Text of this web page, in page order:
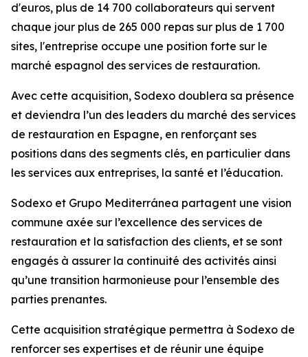
d'euros, plus de 14 700 collaborateurs qui servent
chaque jour plus de 265 000 repas sur plus de 1 700
sites, l'entreprise occupe une position forte sur le
marché espagnol des services de restauration.
Avec cette acquisition, Sodexo doublera sa présence
et deviendra l’un des leaders du marché des services
de restauration en Espagne, en renforçant ses
positions dans des segments clés, en particulier dans
les services aux entreprises, la santé et l’éducation.
Sodexo et Grupo Mediterránea partagent une vision
commune axée sur l’excellence des services de
restauration et la satisfaction des clients, et se sont
engagés à assurer la continuité des activités ainsi
qu’une transition harmonieuse pour l’ensemble des
parties prenantes.
Cette acquisition stratégique permettra à Sodexo de
renforcer ses expertises et de réunir une équipe